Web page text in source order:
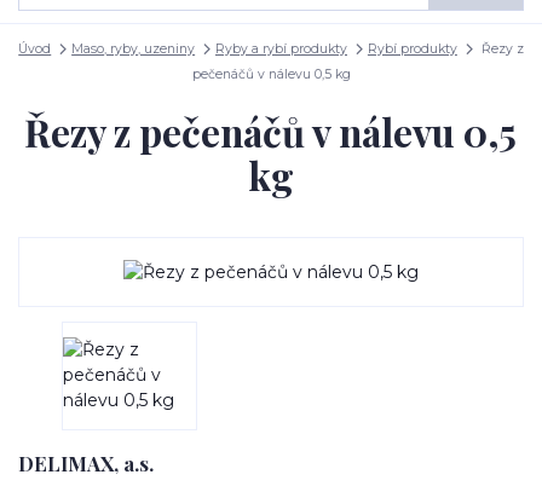
Úvod Maso, ryby, uzeniny Ryby a rybí produkty Rybí produkty
Řezy z
pečenáčů v nálevu 0,5 kg
Řezy z pečenáčů v nálevu 0,5
kg
DELIMAX, a.s.